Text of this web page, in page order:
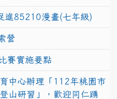
進85210漫畫(七年級)
營
賽實施要點
中心辦理「112年桃園市
山研習」，歡迎同仁踴